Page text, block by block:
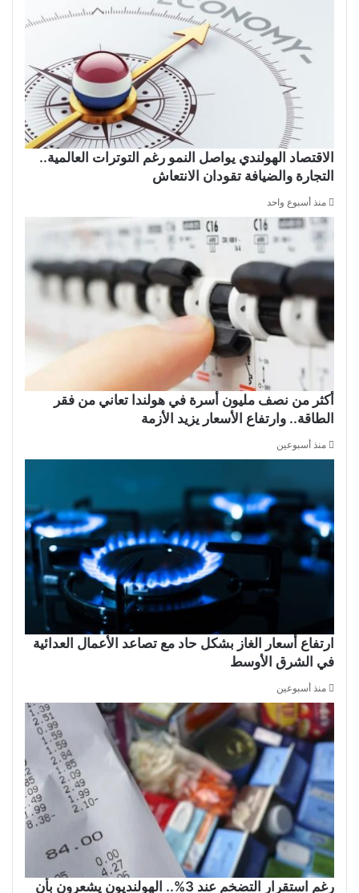
الاقتصاد الهولندي يواصل النمو رغم التوترات العالمية..
التجارة والضيافة تقودان الانتعاش
منذ أسبوع واحد
أكثر من نصف مليون أسرة في هولندا تعاني من فقر
الطاقة.. وارتفاع الأسعار يزيد الأزمة
منذ أسبوعين
ارتفاع أسعار الغاز بشكل حاد مع تصاعد الأعمال العدائية
في الشرق الأوسط
منذ أسبوعين
رغم استقرار التضخم عند 3%.. الهولنديون يشعرون بأن